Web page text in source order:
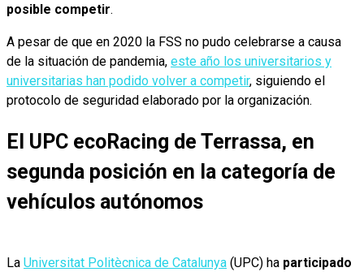
posible competir.
A pesar de que en 2020 la FSS no pudo celebrarse a causa
de la situación de pandemia, este año los universitarios y
universitarias han podido volver a competir, siguiendo el
protocolo de seguridad elaborado por la organización.
El UPC ecoRacing de Terrassa, en
segunda posición en la categoría de
vehículos autónomos
La Universitat Politècnica de Catalunya (UPC) ha participado